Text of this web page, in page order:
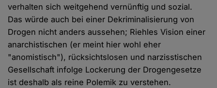
verhalten sich weitgehend vernünftig und sozial.
Das würde auch bei einer Dekriminalisierung von
Drogen nicht anders aussehen; Riehles Vision einer
anarchistischen (er meint hier wohl eher
"anomistisch"), rücksichtslosen und narzisstischen
Gesellschaft infolge Lockerung der Drogengesetze
ist deshalb als reine Polemik zu verstehen.